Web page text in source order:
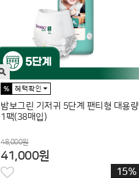
밤보그린 기저귀 5단계 팬티형 대용량
1팩(38매입)
48,000원
41,000원
15%